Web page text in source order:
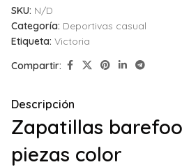
SKU: N/D
Categoría: Deportivas casual
Etiqueta: Victoria
Compartir:
Descripción
Zapatillas
piezas color